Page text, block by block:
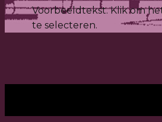
Voorbeeldtekst. Klik om
te selecteren.